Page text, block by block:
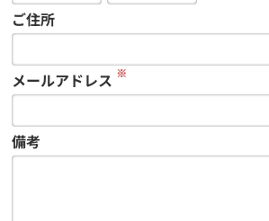
ご住所
メールアドレス ※
備考